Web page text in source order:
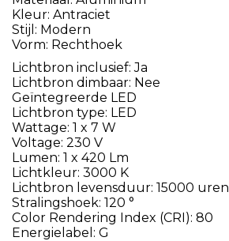
Kleur: Antraciet
Stijl: Modern
Vorm: Rechthoek
Lichtbron inclusief: Ja
Lichtbron dimbaar: Nee
Geïntegreerde LED
Lichtbron type: LED
Wattage: 1 x 7 W
Voltage: 230 V
Lumen: 1 x 420 Lm
Lichtkleur: 3000 K
Lichtbron levensduur: 15000 uren
Stralingshoek: 120 °
Color Rendering Index (CRI): 80
Energielabel: G